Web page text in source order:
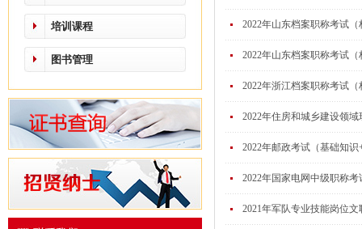
培训课程
图书管理
2022年山东档案职称考试
2022年山东档案职称考试
2022年浙江档案职称考试
2022年住房和城乡建设领
2022年邮政考试（基础知
2022年国家电网中级职称
2021年军队专业技能岗位